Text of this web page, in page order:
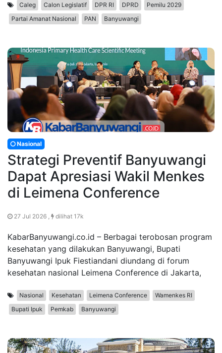
Caleg Calon Legislatif DPR RI DPRD
Pemilu 2029
Partai Amanat Nasional
PAN Banyuwangi
Nasional
Strategi Preventif Banyuwangi
Dapat Apresiasi Wakil Menkes
di Leimena Conference
27 Jul 2026 , dilihat 17k
KabarBanyuwangi.co.id – Berbagai terobosan program
kesehatan yang dilakukan Banyuwangi, Bupati
Banyuwangi Ipuk Fiestiandani diundang di forum
kesehatan nasional Leimena Conference di Jakarta,
Nasional Kesehatan Leimena Conference
Wamenkes RI
Bupati Ipuk
Pemkab Banyuwangi